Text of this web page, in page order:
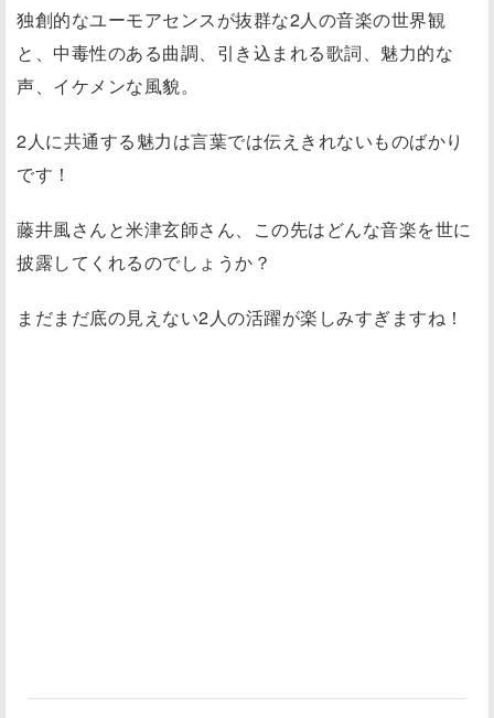
独創的なユーモアセンスが抜群な2人の音楽の世界観
と、中毒性のある曲調、引き込まれる歌詞、魅力的な
声、イケメンな風貌。
2人に共通する魅力は言葉では伝えきれないものばかり
です！
藤井風さんと米津玄師さん、この先はどんな音楽を世に
披露してくれるのでしょうか？
まだまだ底の見えない2人の活躍が楽しみすぎますね！